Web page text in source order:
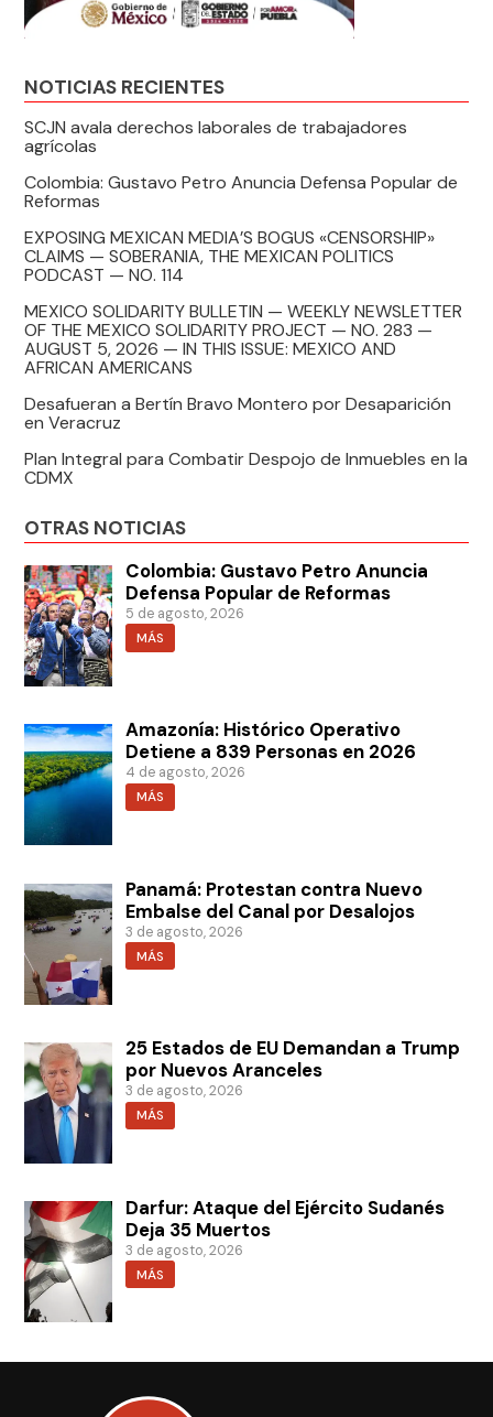
NOTICIAS RECIENTES
SCJN avala derechos laborales de trabajadores
agrícolas
Colombia: Gustavo Petro Anuncia Defensa Popular de
Reformas
EXPOSING MEXICAN MEDIA’S BOGUS «CENSORSHIP»
CLAIMS — SOBERANIA, THE MEXICAN POLITICS
PODCAST — NO. 114
MEXICO SOLIDARITY BULLETIN — WEEKLY NEWSLETTER
OF THE MEXICO SOLIDARITY PROJECT — NO. 283 —
AUGUST 5, 2026 — IN THIS ISSUE: MEXICO AND
AFRICAN AMERICANS
Desafueran a Bertín Bravo Montero por Desaparición
en Veracruz
Plan Integral para Combatir Despojo de Inmuebles en la
CDMX
OTRAS NOTICIAS
Colombia: Gustavo Petro Anuncia
Defensa Popular de Reformas
5 de agosto, 2026
MÁS
Amazonía: Histórico Operativo
Detiene a 839 Personas en 2026
4 de agosto, 2026
MÁS
Panamá: Protestan contra Nuevo
Embalse del Canal por Desalojos
3 de agosto, 2026
MÁS
25 Estados de EU Demandan a Trump
por Nuevos Aranceles
3 de agosto, 2026
MÁS
Darfur: Ataque del Ejército Sudanés
Deja 35 Muertos
3 de agosto, 2026
MÁS